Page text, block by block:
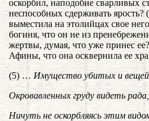
оскорбил, наподобие сварливых
неспособных сдерживать
выместила на этолийцах свое
богиня, что он не из
жертвы, думая, что уже принес
Афины, что она осквернила ее
(5) … Имущество убитых и вещей
Окровавленных груду видеть рада,
Ничуть не оскорбляясь этим